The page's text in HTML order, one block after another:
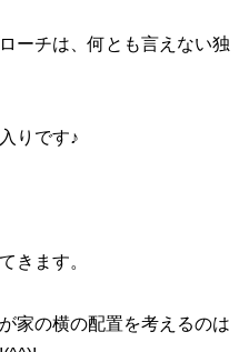
ーチは、何とも言えない独
りです♪
きます。
家の横の配置を考えるのは